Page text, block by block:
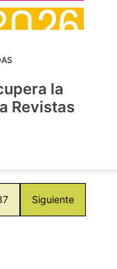
la
Revistas
Siguiente